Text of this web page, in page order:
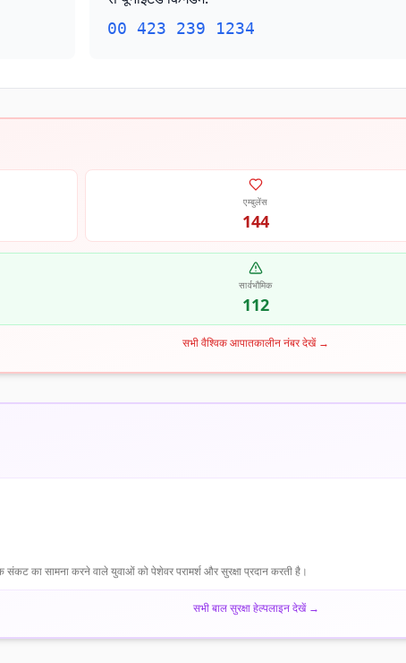
00 423 239 1234
एम्बुलेंस
144
सार्वभौमिक
112
सभी वैश्विक आपातकालीन नंबर देखें→
संकट का सामना करने वाले युवाओं को पेशेवर परामर्श और सुरक्षा प्रदान करती है।
सभी बाल सुरक्षा हेल्पलाइन देखें→